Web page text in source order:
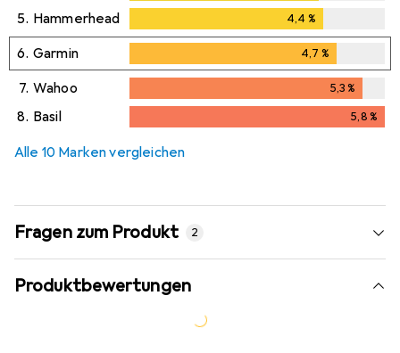
5. Hammerhead 4,4 %
6. Garmin 4,7 %
7. Wahoo 5,3%
5,3%
8. Basil 5,8%
Alle 10 Marken vergleichen
Fragen zum Produkt 2
Produktbewertungen